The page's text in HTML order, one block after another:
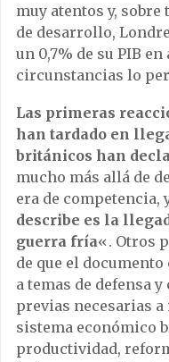
muy atentos y,
de desarrollo,
un 0,7% de su PIB
circunstancias lo
Las primeras
han tardado en
británicos han
mucho más allá de
era de competencia,
describe es la
guerra fría«. Otros
de que el
a temas de defensa
previas necesarias
sistema económico
productividad,